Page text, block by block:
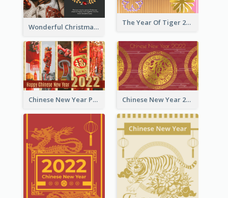
The Year Of Tiger 2022 Golden Greeting Card
Wonderful Christmas Greeting Card
Chinese New Year Photo Greeting Card Chinese New Year 2022 Golden Greeting Card